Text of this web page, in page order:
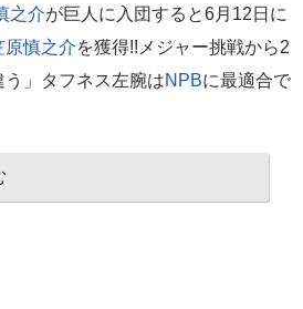
之介が巨人に入団すると6月12日に
原慎之介を獲得!!メジャー挑戦から2
」タフネス左腕はNPBに最適合で